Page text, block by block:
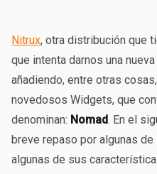
Nitrux, otra distribución que
que intenta darnos una
añadiendo, entre otras
novedosos Widgets, que
denominan: Nomad. En el
breve repaso por algunas
algunas de sus